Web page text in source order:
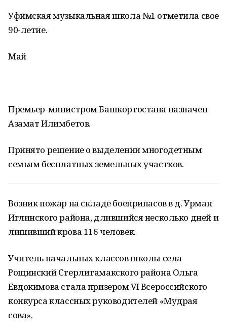
Уфимская музыкальная школа №1 отметила свое
90-летие.
Май
Премьер-министром Башкортостана назначен
Азамат Илимбетов.
Принято решение о выделении многодетным
семьям бесплатных земельных участков.
Возник пожар на складе боеприпасов в д. Урман
Иглинского района, длившийся несколько дней и
лишивший крова 116 человек.
Учитель начальных классов школы села
Рощинский Стерлитамакского района Ольга
Евдокимова стала призером VI Всероссийского
конкурса классных руководителей «Мудрая
сова».